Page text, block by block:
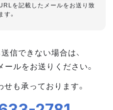
を記載したメールをお送り致
す。
信できない場合は、
ールをお送りください。
も承っております。